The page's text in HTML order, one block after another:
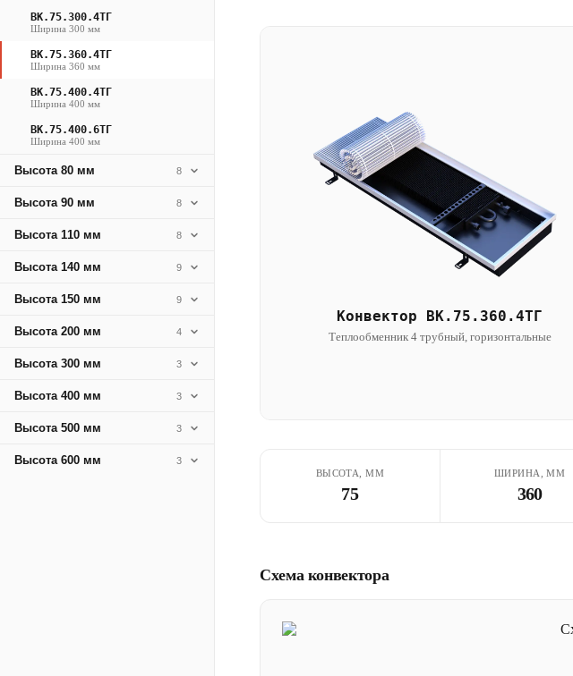
ВК.75.300.4ТГ
Ширина 300 мм
ВК.75.360.4ТГ
Ширина 360 мм
ВК.75.400.4ТГ
Ширина 400 мм
ВК.75.400.6ТГ
Ширина 400 мм
Высота 80 мм 8
Высота 90 мм 8
Высота 110 мм 8
Высота 140 мм 9
Высота 150 мм 9
Высота 200 мм 4
Высота 300 мм 3
Высота 400 мм 3
Высота 500 мм 3
Высота 600 мм 3
Конвектор ВК.75.360.4ТГ
Теплообменник 4 трубный, горизонтальные
ВЫСОТА, ММ
75
ШИРИНА, ММ
360
Схема конвектора